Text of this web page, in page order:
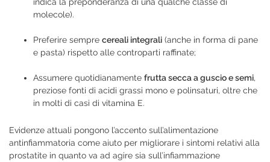
molecole).
Preferire sempre cereali integrali (anche in forma di pane
e pasta) rispetto alle controparti raffinate;
Assumere quotidianamente frutta secca a guscio e semi,
preziose fonti di acidi grassi mono e polinsaturi, oltre che
in molti di casi di vitamina E.
Evidenze attuali pongono l’accento sull’alimentazione
antinfiammatoria come aiuto per migliorare i sintomi relativi alla
prostatite in quanto va ad agire sia sull’infiammazione